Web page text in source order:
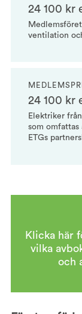
24 100 kr
ventilation
24 100 kr
Elektriker
som omfattas
ETGs
Klicka här
vilka
och